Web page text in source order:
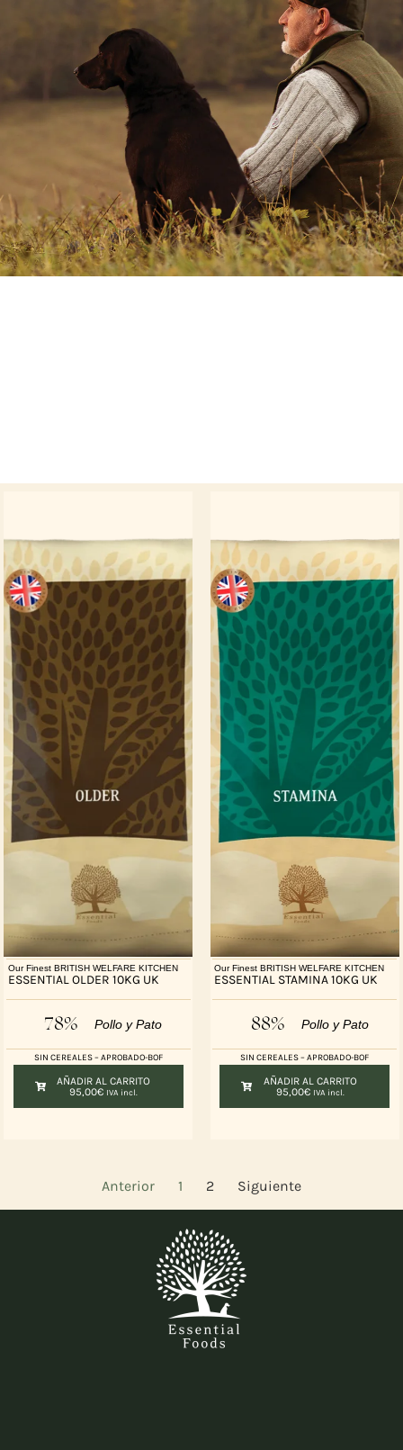
Our Finest BRITISH WELFARE KITCHEN
ESSENTIAL OLDER 10KG UK
78% Pollo y Pato
SIN CEREALES – APROBADO-BOF
AÑADIR AL CARRITO
95,00€ IVA incl.
Our Finest BRITISH WELFARE KITCHEN
ESSENTIAL STAMINA 10KG UK
88% Pollo y Pato
SIN CEREALES – APROBADO-BOF
AÑADIR AL CARRITO
95,00€ IVA incl.
Anterior 1 2 Siguiente